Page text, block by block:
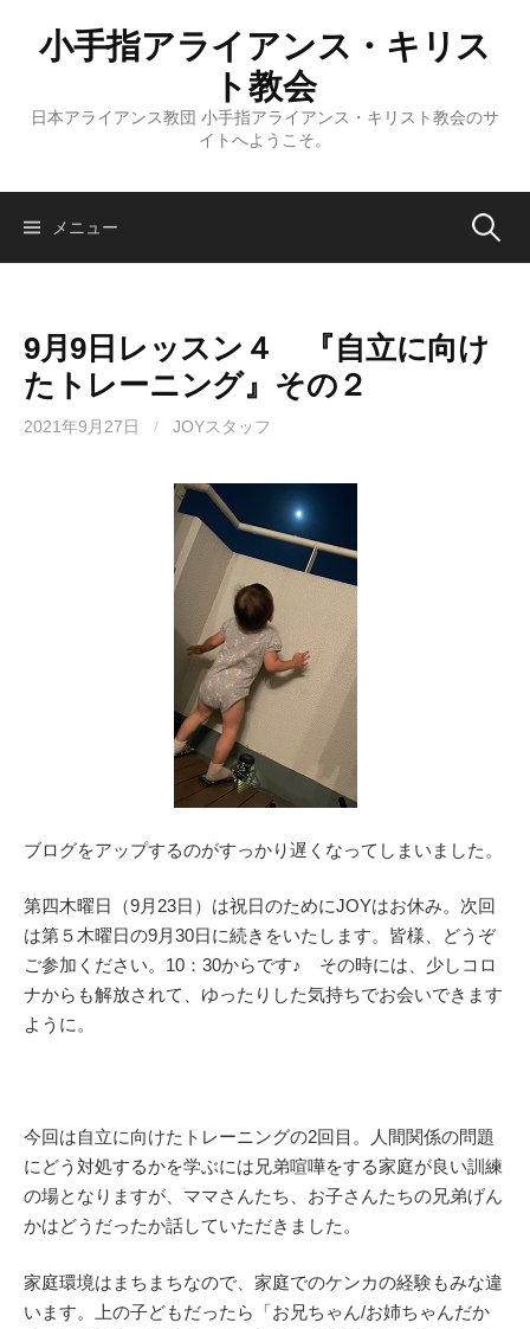
ス
小手指アライアンス・キリス
ト教会
日本アライアンス教団 小手指アライアンス・キリスト教会のサ
イトへようこそ。
メニュー 検
9月9日レッスン４ 『自立に向け
たトレーニング』その２
2021年9月27日 / JOYスタッフ
ブログをアップするのがすっかり遅くなってしまいました。
第四木曜日（9月23日）は祝日のためにJOYはお休み。次回
は第５木曜日の9月30日に続きをいたします。皆様、どうぞ
ご参加ください。10：30からです♪ その時には、少しコロ
ナからも解放されて、ゆったりした気持ちでお会いできます
ように。
今回は自立に向けたトレーニングの2回目。人間関係の問題
にどう対処するかを学ぶには兄弟喧嘩をする家庭が良い訓練
の場となりますが、ママさんたち、お子さんたちの兄弟げん
かはどうだったか話していただきました。
家庭環境はまちまちなので、家庭でのケンカの経験もみな違
います。上の子どもだったら「お兄ちゃん/お姉ちゃんだか